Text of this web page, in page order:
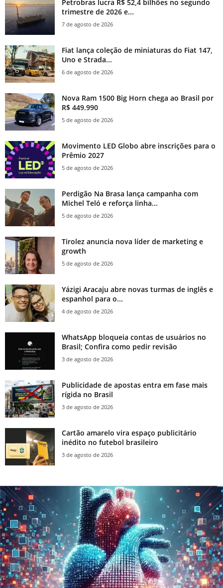
Petrobras lucra R$ 52,4 bilhões no segundo
trimestre de 2026 e...
7 de agosto de 2026
Fiat lança coleção de miniaturas do Fiat 147,
Uno e Strada...
6 de agosto de 2026
Nova Ram 1500 Big Horn chega ao Brasil por
R$ 449.990
5 de agosto de 2026
Movimento LED Globo abre inscrições para o
Prêmio 2027
5 de agosto de 2026
Perdigão Na Brasa lança campanha com
Michel Teló e reforça linha...
5 de agosto de 2026
Tirolez anuncia nova líder de marketing e
growth
5 de agosto de 2026
Yázigi Aracaju abre novas turmas de inglês e
espanhol para o...
4 de agosto de 2026
WhatsApp bloqueia contas de usuários no
Brasil; Confira como pedir revisão
3 de agosto de 2026
Publicidade de apostas entra em fase mais
rígida no Brasil
3 de agosto de 2026
Cartão amarelo vira espaço publicitário
inédito no futebol brasileiro
3 de agosto de 2026